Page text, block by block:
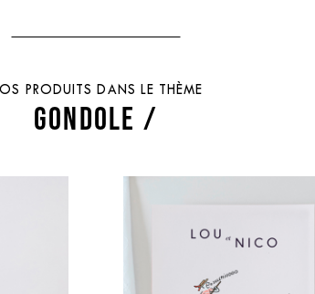
PRODUITS DANS LE THÈME
GONDOLE /